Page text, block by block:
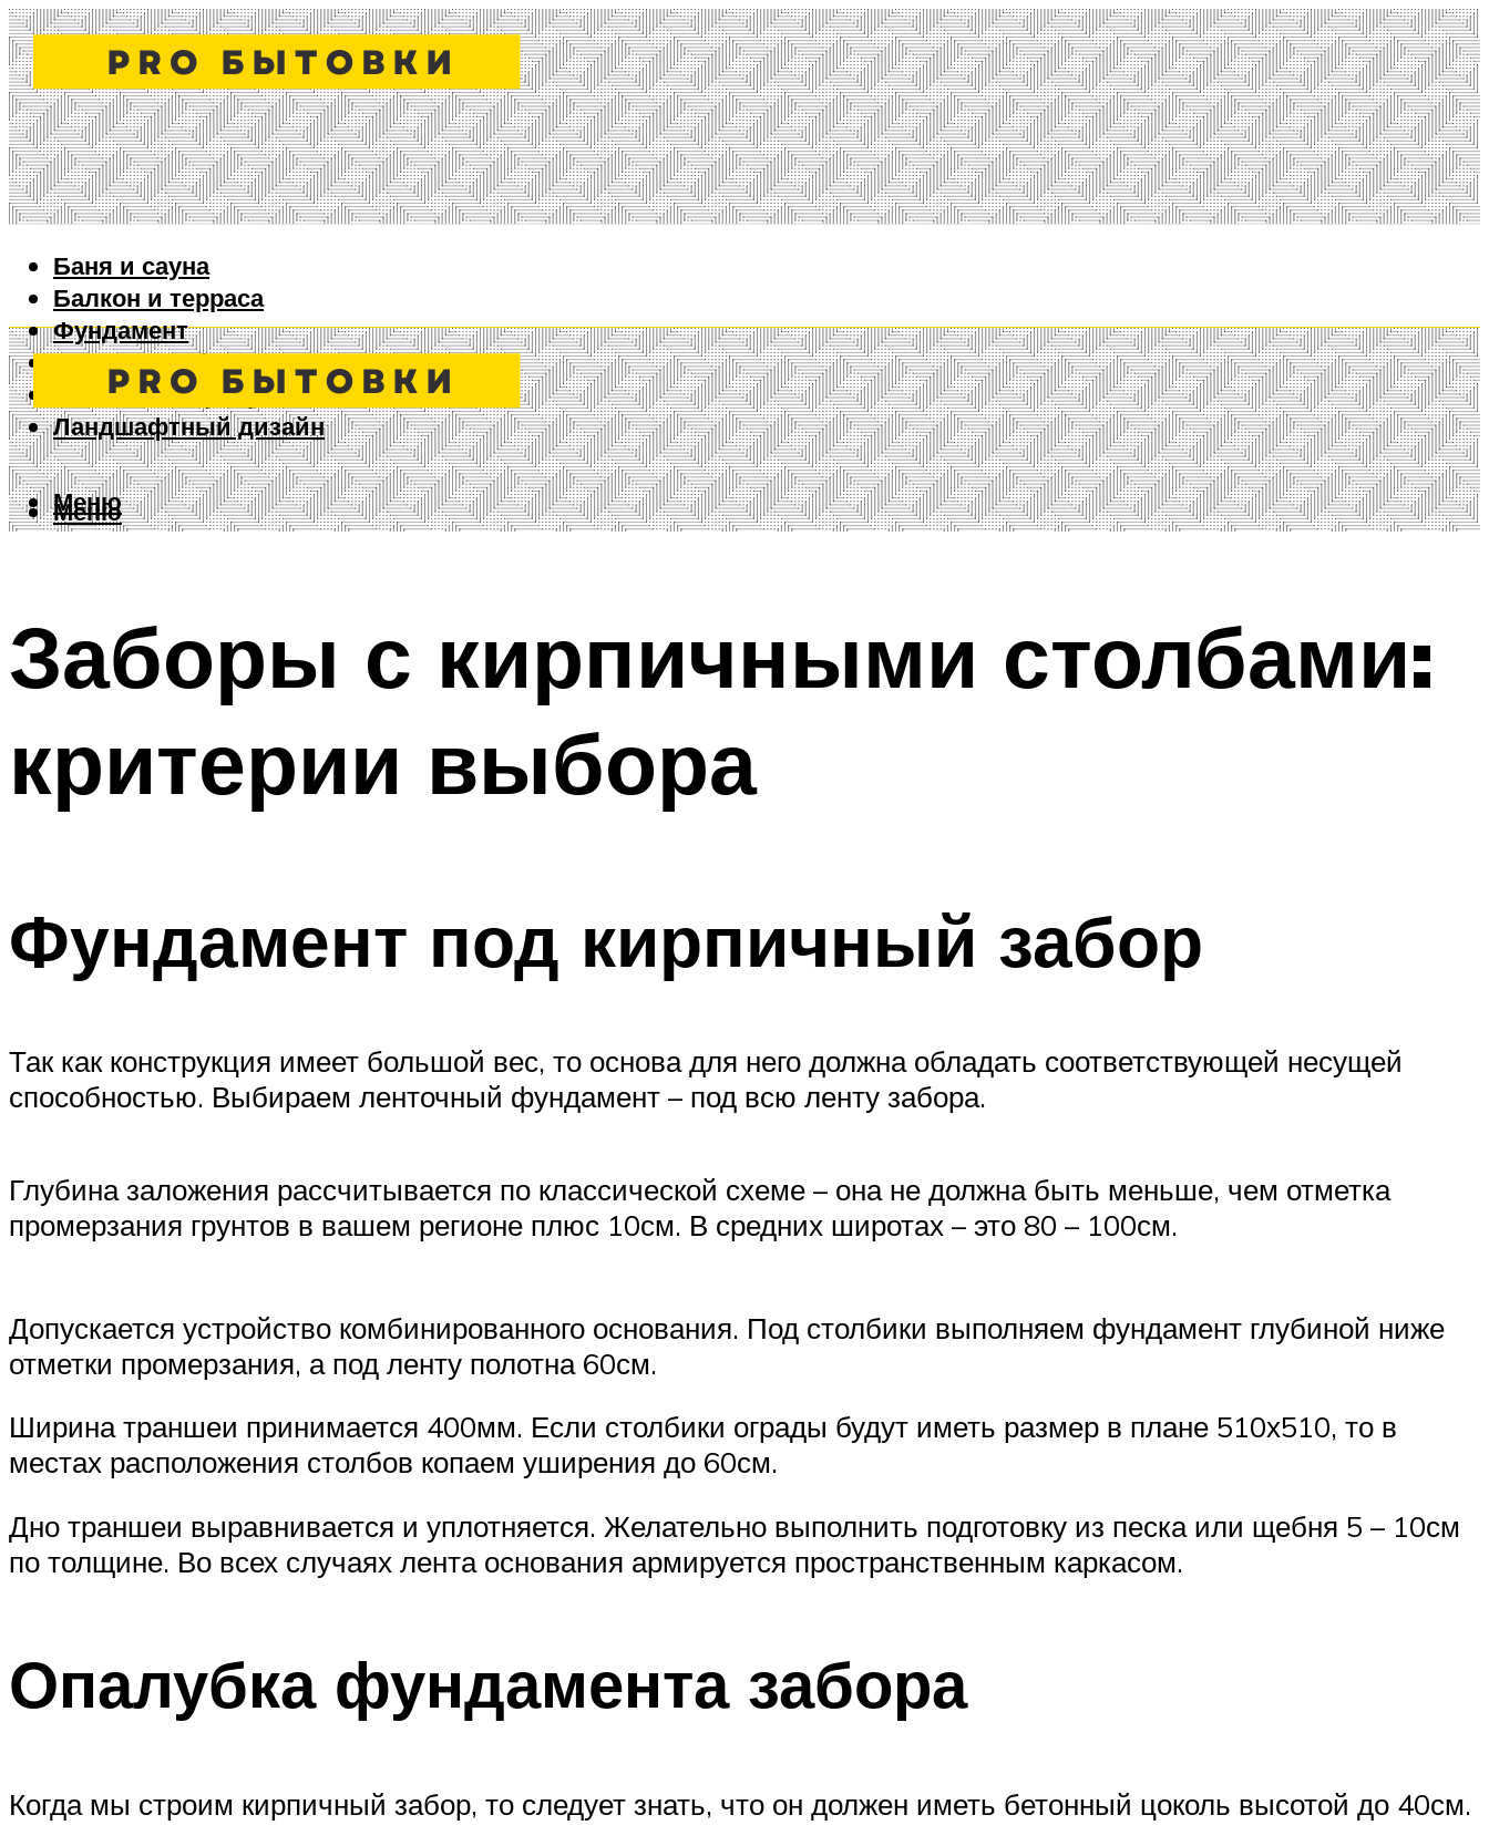
Баня и сауна
Балкон и терраса
Фундамент
Ворота и забор
Дизайн интерьера
Ландшафтный дизайн
Меню
Меню
Заборы с кирпичными столбами:
критерии выбора
Фундамент под кирпичный забор
Так как конструкция имеет большой вес, то основа для него должна обладать соответствующей несущей
способностью. Выбираем ленточный фундамент – под всю ленту забора.
Глубина заложения рассчитывается по классической схеме – она не должна быть меньше, чем отметка
промерзания грунтов в вашем регионе плюс 10см. В средних широтах – это 80 – 100см.
Допускается устройство комбинированного основания. Под столбики выполняем фундамент глубиной ниже
отметки промерзания, а под ленту полотна 60см.
Ширина траншеи принимается 400мм. Если столбики ограды будут иметь размер в плане 510х510, то в
местах расположения столбов копаем уширения до 60см.
Дно траншеи выравнивается и уплотняется. Желательно выполнить подготовку из песка или щебня 5 – 10см
по толщине. Во всех случаях лента основания армируется пространственным каркасом.
Опалубка фундамента забора
Когда мы строим кирпичный забор, то следует знать, что он должен иметь бетонный цоколь высотой до 40см.